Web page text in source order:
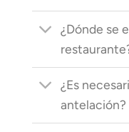
¿Dónde se
¿Es
antelación?